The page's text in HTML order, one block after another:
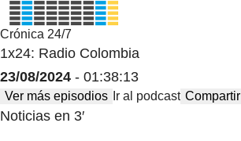
Crónica 24/7
1x24: Radio Colombia
23/08/2024 - 01:38:13
Ver más episodios Ir al podcast Compartir
Noticias en 3′